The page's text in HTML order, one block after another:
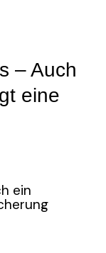
– Auch
eine